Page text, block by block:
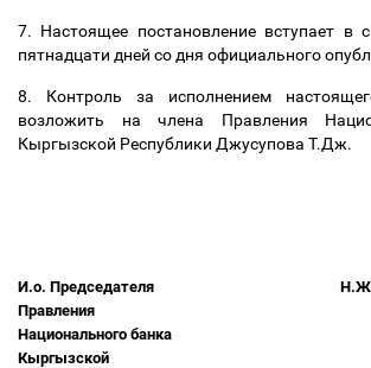
7. Настоящее постановление вступает в
пятнадцати дней со дня официального
8. Контроль за исполнением
возложить на члена Правления
Кыргызской Республики Джусупова Т.Дж.
И.о. Председателя
Правления
Национального банка
Кыргызской